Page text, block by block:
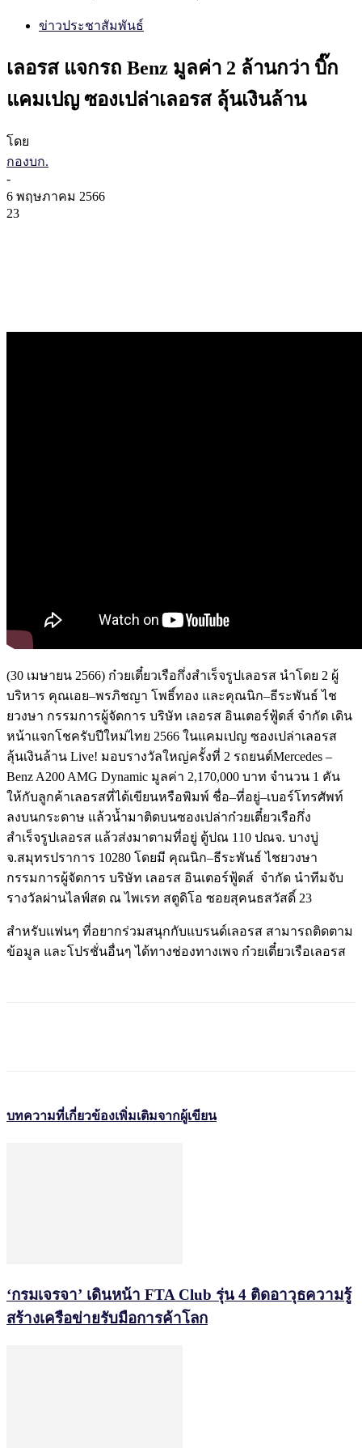
ข่าวประชาสัมพันธ์
เลอรส แจกรถ Benz มูลค่า 2 ล้านกว่า บิ๊ก
แคมเปญ ซองเปล่าเลอรส ลุ้นเงินล้าน
โดย
กองบก.
-
6 พฤษภาคม 2566
23
(30 เมษายน 2566) ก๋วยเตี๋ยวเรือกึ่งสำเร็จรูปเลอรส นำโดย 2 ผู้
บริหาร คุณเอย–พรภิชญา โพธิ์ทอง และคุณนิก–ธีระพันธ์ ไช
ยวงษา กรรมการผู้จัดการ บริษัท เลอรส อินเตอร์ฟู้ดส์ จำกัด เดิน
หน้าแจกโชครับปีใหม่ไทย 2566 ในแคมเปญ ซองเปล่าเลอรส
ลุ้นเงินล้าน Live! มอบรางวัลใหญ่ครั้งที่ 2 รถยนต์Mercedes –
Benz A200 AMG Dynamic มูลค่า 2,170,000 บาท จำนวน 1 คัน
ให้กับลูกค้าเลอรสที่ได้เขียนหรือพิมพ์ ชื่อ–ที่อยู่–เบอร์โทรศัพท์
ลงบนกระดาษ แล้วน้ำมาติดบนซองเปล่าก๋วยเตี๋ยวเรือกึ่ง
สำเร็จรูปเลอรส แล้วส่งมาตามที่อยู่ ตู้ปณ 110 ปณจ. บางบู่
จ.สมุทรปราการ 10280 โดยมี คุณนิก–ธีระพันธ์ ไชยวงษา
กรรมการผู้จัดการ บริษัท เลอรส อินเตอร์ฟู้ดส์ จำกัด นำทีมจับ
รางวัลผ่านไลฟ์สด ณ ไพเรท สตูดิโอ ซอยสุคนธสวัสดิ์ 23
สำหรับแฟนๆ ที่อยากร่วมสนุกกับแบรนด์เลอรส สามารถติดตาม
ข้อมูล และโปรชั่นอื่นๆ ได้ทางช่องทางเพจ ก๋วยเตี๋ยวเรือเลอรส
บทความที่เกี่ยวข้องเพิ่มเติมจากผู้เขียน
‘กรมเจรจา’ เดินหน้า FTA Club รุ่น 4 ติดอาวุธความรู้
สร้างเครือข่ายรับมือการค้าโลก